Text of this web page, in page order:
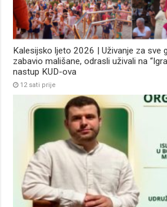
Kalesijsko ljeto 2026 | Uživanje za sve
zabavio mališane, odrasli uživali na
nastup KUD-ova
12 sati prije